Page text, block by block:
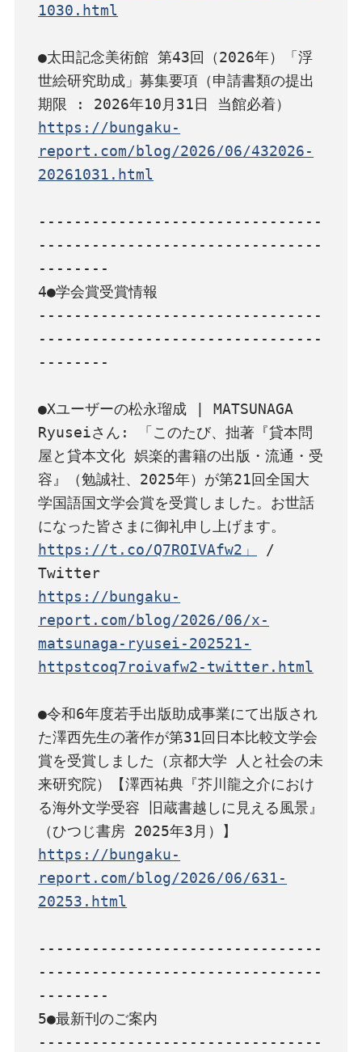
1030.html
●太田記念美術館 第43回（2026年）「浮
世絵研究助成」募集要項（申請書類の提出
https://bungaku-
report.com/blog/2026/06/432026-
20261031.html
--------------------------------
--------------------------------
--------
4●学会賞受賞情報
--------------------------------
--------------------------------
--------
●Xユーザーの松永瑠成 | MATSUNAGA
Ryuseiさん: 「このたび、拙著『貸本問
屋と貸本文化 娯楽的書籍の出版・流通・受
容』（勉誠社、2025年）が第21回全国大
学国語国文学会賞を受賞しました。お世話
https://t.co/Q7ROIVAfw2」
/
https://bungaku-
report.com/blog/2026/06/x-
matsunaga-ryusei-202521-
httpstcoq7roivafw2-twitter.html
●令和6年度若手出版助成事業にて出版され
た澤西先生の著作が第31回日本比較文学会
賞を受賞しました（京都大学 人と社会の未
来研究院）【澤西祐典『芥川龍之介におけ
る海外文学受容 旧蔵書越しに見える風景』
https://bungaku-
report.com/blog/2026/06/631-
20253.html
--------------------------------
--------------------------------
--------
5●最新刊のご案内
--------------------------------